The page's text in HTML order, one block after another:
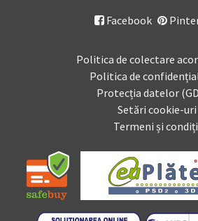
 Facebook
Politica de colectare
Politica de
Protecția datelor
Setări cookie-uri
Termeni și